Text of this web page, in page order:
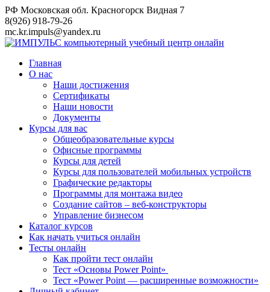
Перейти
к
контенту
РФ Московская обл. Красногорск Видная 7
8(926) 918-79-26
mc.kr.impuls@yandex.ru
Главная
О нас
Наши достижения
Сертификаты
Наши новости
Документы
Курсы для вас
Общеобразовательные курсы
Офисные программы
Курсы для детей
Курсы для пользователей мобильных устройств
Графические редакторы
Программы для монтажа видео
Создание сайтов – веб-конструкторы
Управление бизнесом
Каталог курсов
Как начать учиться онлайн
Тесты онлайн
Как пройти тест онлайн
Тест «Основы Power Point»
Тест «Power Point — расширенные возможности»